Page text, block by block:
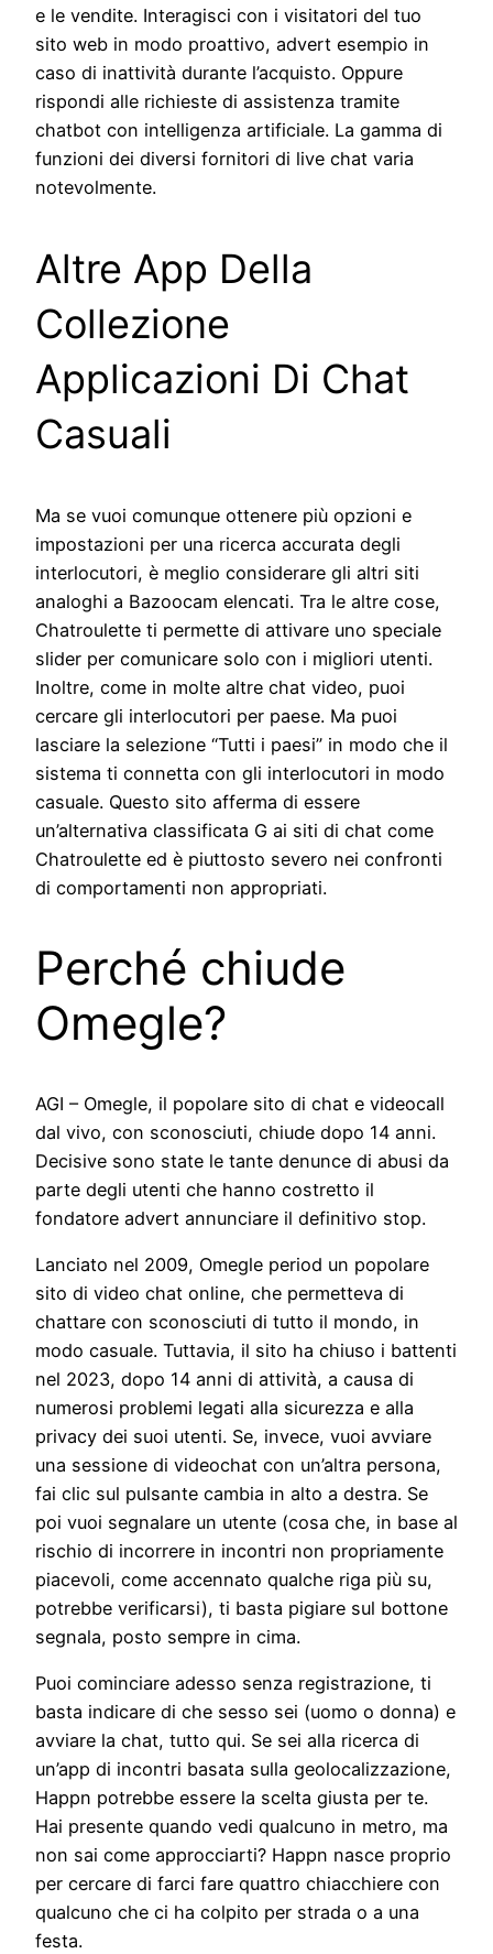
e le vendite. Interagisci con i visitatori del tuo
sito web in modo proattivo, advert esempio in
caso di inattività durante l’acquisto. Oppure
rispondi alle richieste di assistenza tramite
chatbot con intelligenza artificiale. La gamma di
funzioni dei diversi fornitori di live chat varia
notevolmente.
Altre App Della
Collezione
Applicazioni Di Chat
Casuali
Ma se vuoi comunque ottenere più opzioni e
impostazioni per una ricerca accurata degli
interlocutori, è meglio considerare gli altri siti
analoghi a Bazoocam elencati. Tra le altre cose,
Chatroulette ti permette di attivare uno speciale
slider per comunicare solo con i migliori utenti.
Inoltre, come in molte altre chat video, puoi
cercare gli interlocutori per paese. Ma puoi
lasciare la selezione “Tutti i paesi” in modo che il
sistema ti connetta con gli interlocutori in modo
casuale. Questo sito afferma di essere
un’alternativa classificata G ai siti di chat come
Chatroulette ed è piuttosto severo nei confronti
di comportamenti non appropriati.
Perché chiude
Omegle?
AGI – Omegle, il popolare sito di chat e videocall
dal vivo, con sconosciuti, chiude dopo 14 anni.
Decisive sono state le tante denunce di abusi da
parte degli utenti che hanno costretto il
fondatore advert annunciare il definitivo stop.
Lanciato nel 2009, Omegle period un popolare
sito di video chat online, che permetteva di
chattare con sconosciuti di tutto il mondo, in
modo casuale. Tuttavia, il sito ha chiuso i battenti
nel 2023, dopo 14 anni di attività, a causa di
numerosi problemi legati alla sicurezza e alla
privacy dei suoi utenti. Se, invece, vuoi avviare
una sessione di videochat con un’altra persona,
fai clic sul pulsante cambia in alto a destra. Se
poi vuoi segnalare un utente (cosa che, in base al
rischio di incorrere in incontri non propriamente
piacevoli, come accennato qualche riga più su,
potrebbe verificarsi), ti basta pigiare sul bottone
segnala, posto sempre in cima.
Puoi cominciare adesso senza registrazione, ti
basta indicare di che sesso sei (uomo o donna) e
avviare la chat, tutto qui. Se sei alla ricerca di
un’app di incontri basata sulla geolocalizzazione,
Happn potrebbe essere la scelta giusta per te.
Hai presente quando vedi qualcuno in metro, ma
non sai come approcciarti? Happn nasce proprio
per cercare di farci fare quattro chiacchiere con
qualcuno che ci ha colpito per strada o a una
festa.